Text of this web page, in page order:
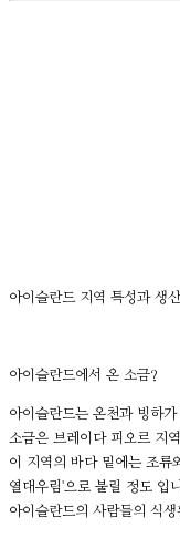
아이슬란드 지역 특성과 생
아이슬란드에서 온 소금?
아이슬란드는 온천과 빙하
소금은 브레이다 피오르 지
이 지역의 바다 밑에는 조류
열대우림'으로 불릴 정도 입
아이슬란드의 사람들의 식